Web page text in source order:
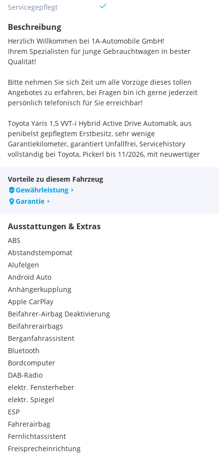
Servicegepflegt
Beschreibung
Herzlich Willkommen bei 1A-Automobile GmbH!
Ihrem Spezialisten für junge Gebrauchtwagen in bester
Qualität!
Bitte nehmen Sie sich Zeit um alle Vorzüge dieses tollen
Angebotes zu erfahren, bei Fragen bin ich gerne jederzeit
persönlich telefonisch für Sie erreichbar!
Toyota Yaris 1,5 VVT-i Hybrid Active Drive Automatik, aus
penibelst gepflegtem Erstbesitz, sehr wenige
Garantiekilometer, garantiert Unfallfrei, Servicehistory
vollständig bei Toyota, Pickerl bis 11/2026, mit neuwertiger
absolut Makellos & Mängelfrei, rundum noch in
Neuwagenzustand!
Inclusive Toyota-Neuwagengarantie bis 11/2026 oder
11/2033, gilt bei jährlichem Service im Toyota Fachbetrieb!
Abnehmbare Anhängervorrichtung
Keyless-System für Schlüsselloses
Öffnen/Starten/Zusperren
Abstandstempomat & Limiter
Abstandswarner incl. City-Notbremsassistent
Verkehrszeichenerkennung
Spurhalteassistent
Berganfahrhilfe
Rückfahrkamera
Tagfahrlicht
Lichtassistent
Aut. Fernlichtassistent
Nebelscheinwerfer
Regensensor
Komfortsitze
Sitzheizung
Armlehne
Klimaautomatik
Ledersportlenkrad mit Multifunktionstasten
Lenkradheizung = Nie wieder kalte Finger!
Vorteile zu diesem Fahrzeug
Gewährleistung
Garantie
Ausstattungen & Extras
ABS
Abstandstempomat
Alufelgen
Android Auto
Anhängerkupplung
Apple CarPlay
Beifahrer-Airbag Deaktivierung
Beifahrerairbags
Berganfahrassistent
Bluetooth
Bordcomputer
DAB-Radio
elektr. Fensterheber
elektr. Spiegel
ESP
Fahrerairbag
Fernlichtassistent
Freisprecheinrichtung